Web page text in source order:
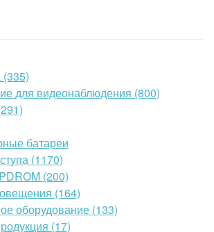
для видеонаблюдения (800)
батареи
(1170)
(200)
(164)
оборудование (133)
(17)